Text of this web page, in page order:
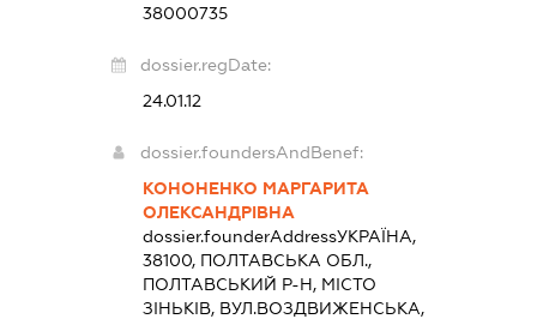
38000735
dossier.regDate:
24.01.12
dossier.foundersAndBenef:
КОНОНЕНКО МАРГАРИТА
ОЛЕКСАНДРІВНА
dossier.founderAddressУКРАЇНА,
38100, ПОЛТАВСЬКА ОБЛ.,
ПОЛТАВСЬКИЙ Р-Н, МІСТО
ЗІНЬКІВ, ВУЛ.ВОЗДВИЖЕНСЬКА,